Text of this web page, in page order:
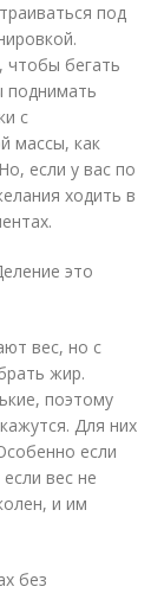
под
чтобы бегать
поднимать
с
массы, как
если у вас по
ходить в
это
вес, но с
жир.
поэтому
Для них
если
вес не
и им
без